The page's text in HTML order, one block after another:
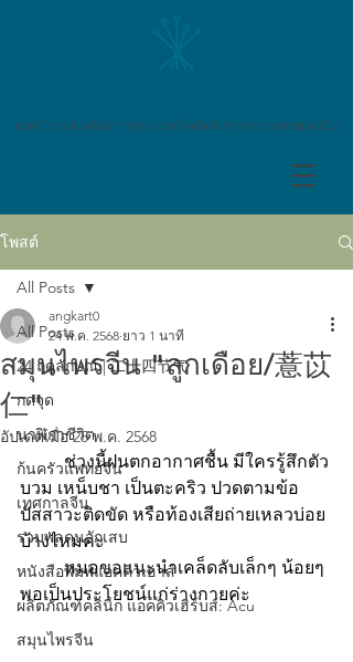
แอคคิวเฮาส์ คลินิกการประกอบโรคศิลปะสาขาการแพทย์แผนจีน
โพสต์
All Posts
24 ฤดูลักษณ์ | 二十四节气
กดจุด
นาฬิกาชีวิต
ก้นครัวแพทย์จีน
เทศกาลจีน
รวมพลคนอักเสบ
หนังสือพิมพ์แอคคิวเฮาส์
ผลิตภัณฑ์คลินิก แอคคิวเฮิร์บส์: Acu
สมุนไพรจีน
All Posts
สมุนไพรจีน "ลูกเดือย/薏苡
仁"
angkart0
24 พ.ค. 2568 ยาว 1 นาที
อัปเดตเมื่อ25 พ.ค. 2568
ช่วงนี้ฝนตกอากาศชื้น มีใครรู้สึกตัว
บวม เหน็บชา เป็นตะคริว ปวดตามข้อ
ปัสสาวะติดขัด หรือท้องเสียถ่ายเหลวบ่อย
บ้างไหมคะ
หมอขอแนะนำเคล็ดลับเล็กๆ น้อยๆ
พอเป็นประโยชน์แก่ร่างกายค่ะ